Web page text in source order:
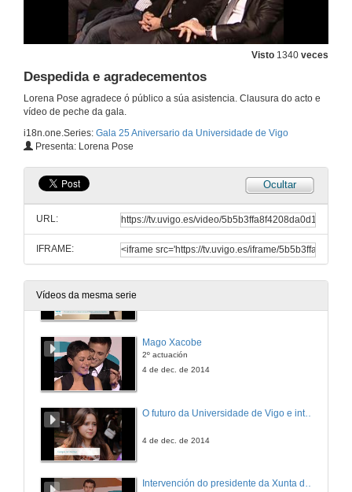
Visto 1340 veces
Despedida e agradecementos
Lorena Pose agradece ó público a súa asistencia. Clausura do acto e
vídeo de peche da gala.
i18n.one.Series: Gala 25 Aniversario da Universidade de Vigo
Presenta: Lorena Pose
Ocultar
URL:
IFRAME:
Vídeos da mesma serie
4 de dec. de 2014
Actuación musical
25 anos da Universidade de Vigo
4 de dec. de 2014
Mago Xacobe
2º actuación
4 de dec. de 2014
4 de dec. de 2014
Intervención do presidente da Xunta de Galicia, Alberto Núñez Feijóo